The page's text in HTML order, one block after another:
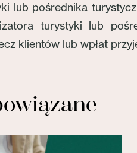
lub pośrednika
turystyki lub
klientów lub wpłat